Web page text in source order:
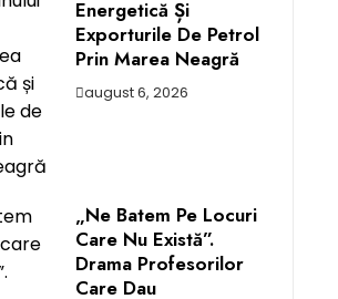
Energetică Și
Exporturile De Petrol
Prin Marea Neagră
august 6, 2026
„Ne Batem Pe Locuri
Care Nu Există”.
Drama Profesorilor
Care Dau